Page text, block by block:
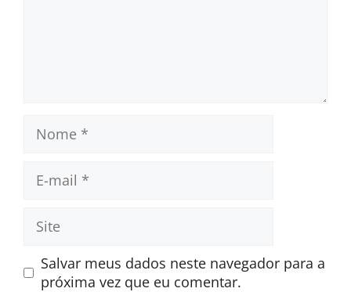
mail
Site
Salvar meus dados neste navegador para a
próxima vez que eu comentar.